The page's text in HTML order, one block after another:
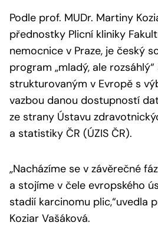
Podle prof. MUDr. Martiny
přednostky Plicní kliniky
nemocnice v Praze, je český
program „mladý, ale
strukturovaným v Evropě s
vazbou danou dostupností
ze strany Ústavu
a statistiky ČR (ÚZIS ČR).
„Nacházíme se v závěrečné
a stojíme v čele evropského
stadií karcinomu plic,“uvedla
Koziar Vašáková.